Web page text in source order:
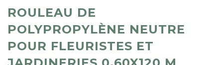
ROULEAU DE
POLYPROPYLÈNE NEUTRE
POUR FLEURISTES ET